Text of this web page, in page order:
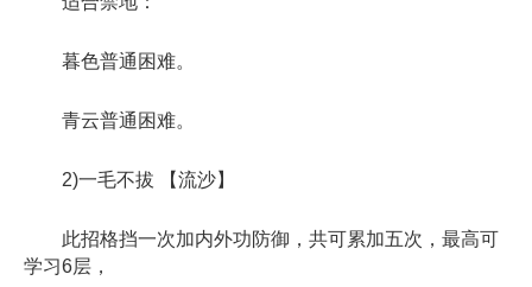
暮色普通困难。
青云普通困难。
2)一毛不拔 【流沙】
此招格挡一次加内外功防御，共可累加五次，最高可
学习6层，